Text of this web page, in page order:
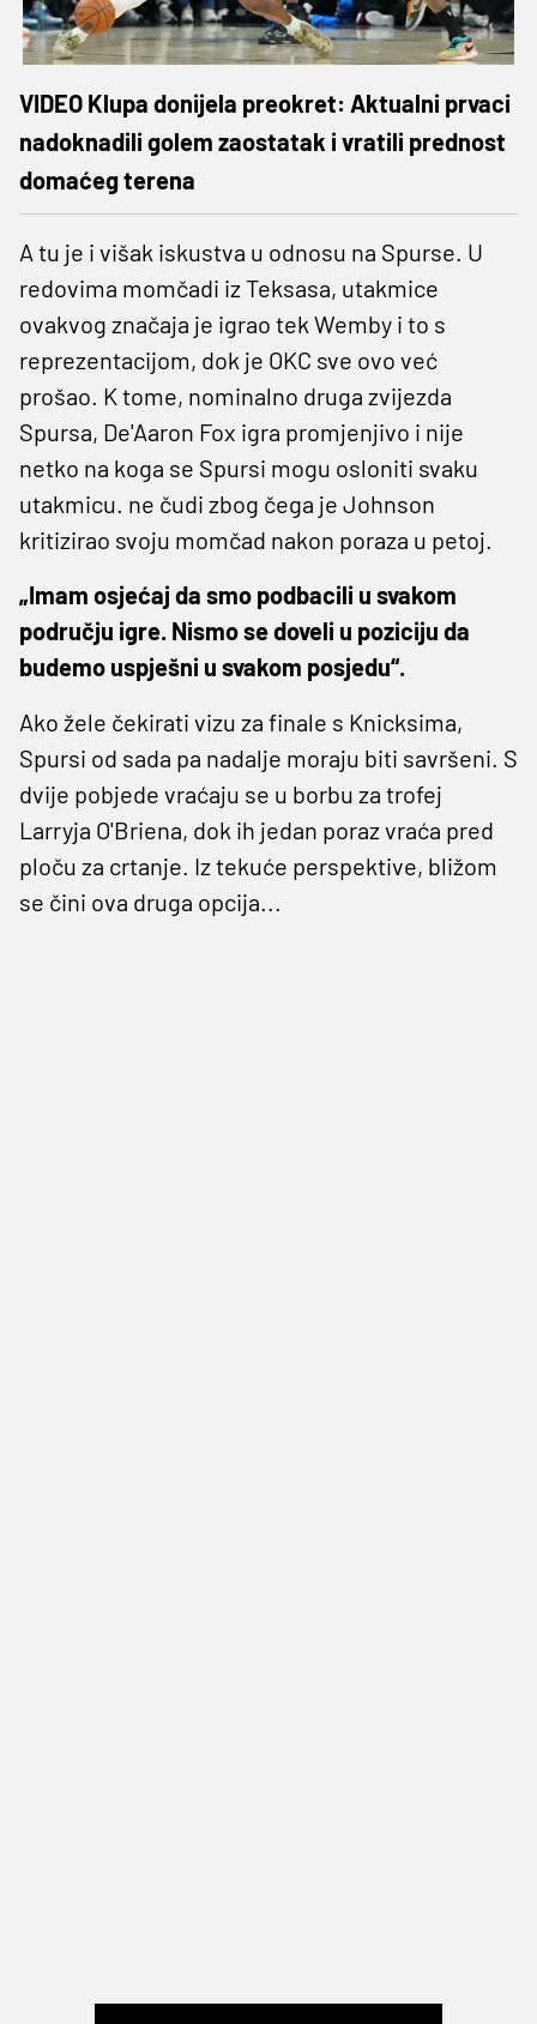
VIDEO Klupa donijela preokret: Aktualni prvaci
nadoknadili golem zaostatak i vratili prednost
domaćeg terena
A tu je i višak iskustva u odnosu na Spurse. U
redovima momčadi iz Teksasa, utakmice
ovakvog značaja je igrao tek Wemby i to s
reprezentacijom, dok je OKC sve ovo već
prošao. K tome, nominalno druga zvijezda
Spursa, De'Aaron Fox igra promjenjivo i nije
netko na koga se Spursi mogu osloniti svaku
utakmicu. ne čudi zbog čega je Johnson
kritizirao svoju momčad nakon poraza u petoj.
„Imam osjećaj da smo podbacili u svakom
području igre. Nismo se doveli u poziciju da
budemo uspješni u svakom posjedu“.
Ako žele čekirati vizu za finale s Knicksima,
Spursi od sada pa nadalje moraju biti savršeni. S
dvije pobjede vraćaju se u borbu za trofej
Larryja O'Briena, dok ih jedan poraz vraća pred
ploču za crtanje. Iz tekuće perspektive, bližom
se čini ova druga opcija...